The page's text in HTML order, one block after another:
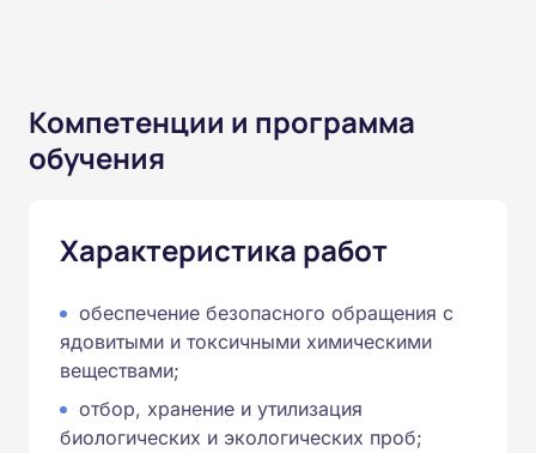
Компетенции и программа
обучения
Характеристика работ
обеспечение безопасного обращения с
ядовитыми и токсичными химическими
веществами;
отбор, хранение и утилизация
биологических и экологических проб;